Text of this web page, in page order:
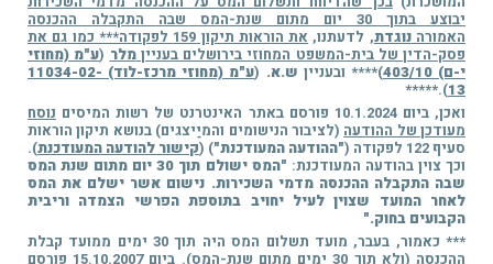
יבוצע בתוך 30 יום מתום שנת-המס שבה התקבלה ההכנסה
האמורהנוגדת, לדעתנו,
את הוראות תיקון 159 לפקודה*** כמו גם את
פסק-הדין של בית-המשפט המחוזי בירושלים בענייןמלר (ע"מ (מחוזי
י-ם) 403/10
)**** ובעניין ש.א. (
ע"מ (מחוזי מרכז-לוד) 11034-02-
13
).*****
ואכן, ביום 10.1.2024 פורסם באתר האינטרנט של רשות המיסים
נוסח
מעודכן של ההודעה (לציבור הנישומים והמיַיצגים) בנושא תיקון הוראות
סעיף 122 לפקודה (
"ההודעה המעודכנת") (קישור להודעה המעודכנת).
וכך צוין בהודעה המעודכנת:
"המס ישולם תוך 30 יום מתום שנת המס
שבה התקבלה ההכנסה מדמי השכירות. נישום אשר ישלם את המס
לאחר המועד שצוין לעיל יחויב בתוספת הפרשי הצמדה וריבית
הקבועים בחוק."
*** כאמור, בעבר, מועד תשלום המס היה תוך 30 ימים ממועד קבלת
ההכנסה (ולא תוך 30 ימים מתום שנת-המס). ביום 15.10.2007 פורסם